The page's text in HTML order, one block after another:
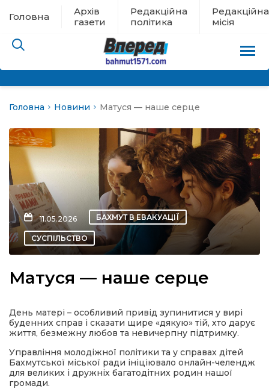
Головна
Архів
газети
Редакційна
політика
Редакційна
місія
евакуації
новини
Головна Новини Матуся — наше серце
11.05.2026 БАХМУТ В ЕВАКУАЦІЇ
СУСПІЛЬСТВО
Матуся — наше серце
День матері – особливий привід зупинитися у вирі
буденних справ і сказати щире «дякую» тій, хто дарує
життя, безмежну любов та невичерпну підтримку.
Управління молодіжної політики та у справах дітей
Бахмутської міської ради ініціювало онлайн-челендж
для великих і дружніх багатодітних родин нашої
громади.